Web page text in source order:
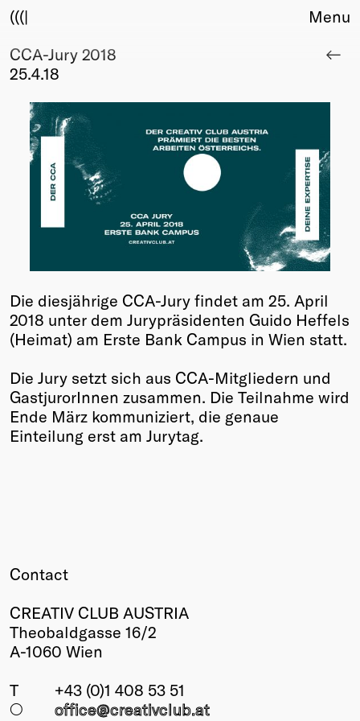
(((|
About
Club
Sponsors
Fair Work
TBD
Events
Past
Membership
Members
Young Creatives
Friends of Creativity
Winners
2026
Past
Annual
Menu
CCA-Jury 2018
25.4.18
Die diesjährige CCA-Jury findet am 25. April
2018 unter dem Jurypräsidenten Guido Heffels
(Heimat) am Erste Bank Campus in Wien statt.
Die Jury setzt sich aus CCA-Mitgliedern und
GastjurorInnen zusammen. Die Teilnahme wird
Ende März kommuniziert, die genaue
Einteilung erst am Jurytag.
Contact
CREATIV CLUB AUSTRIA
Theobaldgasse 16/2
A-1060 Wien
T
+43 (0)1 408 53 51
○
office@creativclub.at